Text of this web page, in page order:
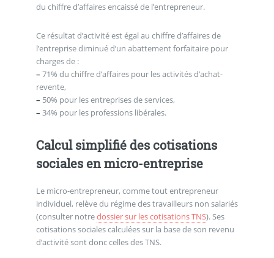
du chiffre d’affaires encaissé de l’entrepreneur.
Ce résultat d’activité est égal au chiffre d’affaires de
l’entreprise diminué d’un abattement forfaitaire pour
charges de :
– 71% du chiffre d’affaires pour les activités d’achat-
revente,
– 50% pour les entreprises de services,
– 34% pour les professions libérales.
Calcul simplifié des cotisations
sociales en micro-entreprise
Le micro-entrepreneur, comme tout entrepreneur
individuel, relève du régime des travailleurs non salariés
(consulter notredossier sur les cotisations TNS). Ses
cotisations sociales calculées sur la base de son revenu
d’activité sont donc celles des TNS.